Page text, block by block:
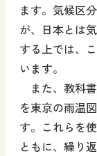
ます。気候区
が、日本とは
する上では、
います。
また、教科
を東京の雨温
す。これらを
ともに、繰り